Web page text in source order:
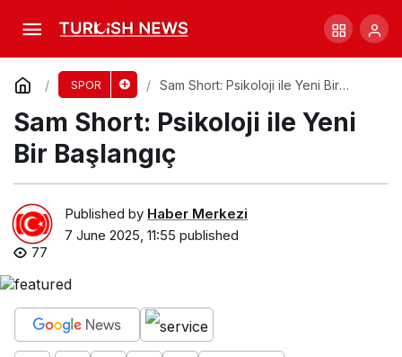
SPOR
Sam Short: Psikoloji ile Yeni Bir
Sam Short: Psikoloji ile Yeni
Bir Başlangıç
Published by Haber Merkezi
7 June 2025, 11:55 published
77
Djokovic, Roland-Garros Yolu Hakkında
Şüpheye Düştü!
Comment